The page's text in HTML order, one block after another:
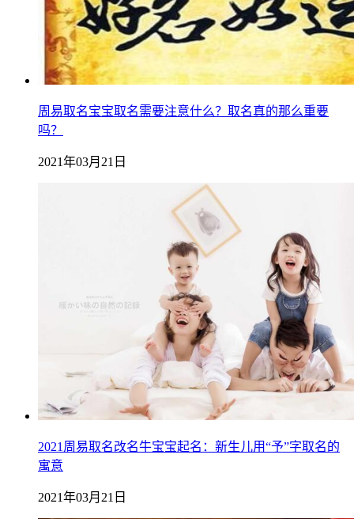
周易取名宝宝取名需要注意什么？取名真的那么重要
吗？
2021年03月21日
2021周易取名改名牛宝宝起名：新生儿用“予”字取名的
寓意
2021年03月21日